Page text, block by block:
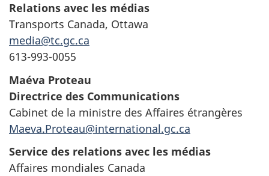
Relations avec les médias
Transports Canada, Ottawa
media@tc.gc.ca
613-993-0055
Maéva Proteau
Directrice des Communications
Cabinet de la ministre des Affaires étrangères
Maeva.Proteau@international.gc.ca
Service des relations avec les médias
Affaires mondiales Canada